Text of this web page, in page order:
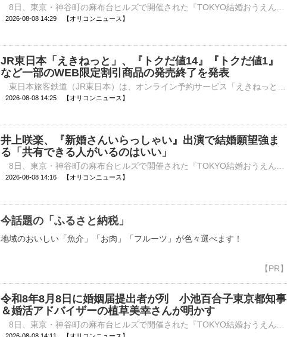
2026-08-08 14:29 【オリコンニュース】
JR東日本「えきねっと」、『トクだ値14』『トクだ値1』
など一部のWEB限定割引商品の発売終了を発表
2026-08-08 14:25 【オリコンニュース】
井上咲楽、『新婚さんいらっしゃい』出演で結婚願望強ま
る「共有できる人がいるのはいい」
2026-08-08 14:16 【オリコンニュース】
今話題の「ふるさと納税」
地域のおいしい「魚介」「お肉」「フルーツ」が色々選べます！
令和8年8月8日に婚姻届提出者が列 小池百合子東京都知事
＆婚活アドバイザーの植草美幸さんが明かす